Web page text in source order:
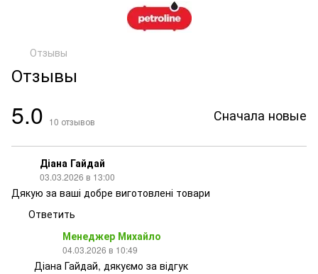
Отзывы
Отзывы
5.0 10 отзывов Сначала новые
Діана Гайдай
03.03.2026 в 13:00
Дякую за ваші добре виготовлені товари
Ответить
Менеджер Михайло
04.03.2026 в 10:49
Діана Гайдай, дякуємо за відгук